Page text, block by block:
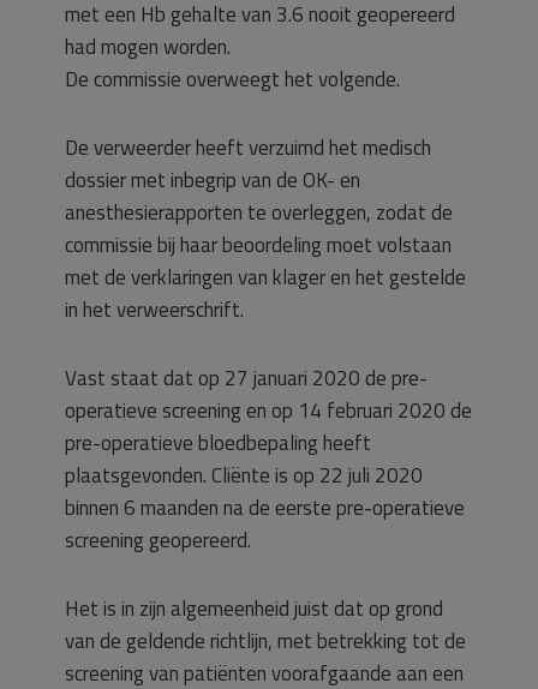
met een Hb gehalte van 3.6 nooit geopereerd
had mogen worden.
De commissie overweegt het volgende.
De verweerder heeft verzuimd het medisch
dossier met inbegrip van de OK- en
anesthesierapporten te overleggen, zodat de
commissie bij haar beoordeling moet volstaan
met de verklaringen van klager en het gestelde
in het verweerschrift.
Vast staat dat op 27 januari 2020 de pre-
operatieve screening en op 14 februari 2020 de
pre-operatieve bloedbepaling heeft
plaatsgevonden. Cliënte is op 22 juli 2020
binnen 6 maanden na de eerste pre-operatieve
screening geopereerd.
Het is in zijn algemeenheid juist dat op grond
van de geldende richtlijn, met betrekking tot de
screening van patiënten voorafgaande aan een